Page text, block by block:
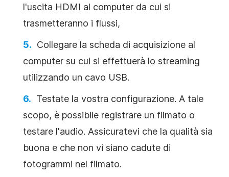
l'uscita HDMI al computer da cui si
trasmetteranno i flussi,
Collegare la scheda di acquisizione al
computer su cui si effettuerà lo streaming
utilizzando un cavo USB.
Testate la vostra configurazione. A tale
scopo, è possibile registrare un filmato o
testare l'audio. Assicuratevi che la qualità sia
buona e che non vi siano cadute di
fotogrammi nel filmato.